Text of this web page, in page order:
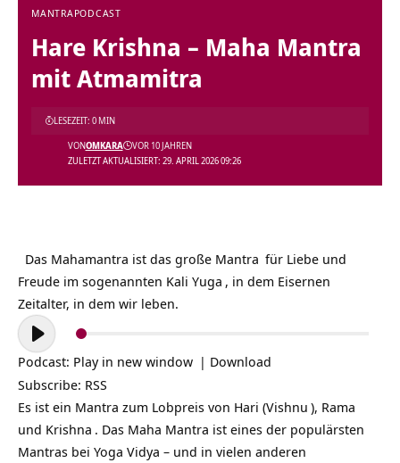
MANTRAPODCAST
Hare Krishna – Maha Mantra
mit Atmamitra
ZULETZT AKTUALISIERT: 29. APRIL 2026 09:26
VONOMKARA VOR 10 JAHREN
LESEZEIT: 0 MIN
Das Mahamantra ist das große Mantra für Liebe und
Freude im sogenannten Kali Yuga , in dem Eisernen
Zeitalter, in dem wir leben.
Audio-
Player
Podcast: Play in new window | Download
Subscribe: RSS
Es ist ein Mantra zum Lobpreis von Hari (Vishnu ), Rama
und Krishna . Das Maha Mantra ist eines der populärsten
Mantras bei Yoga Vidya – und in vielen anderen